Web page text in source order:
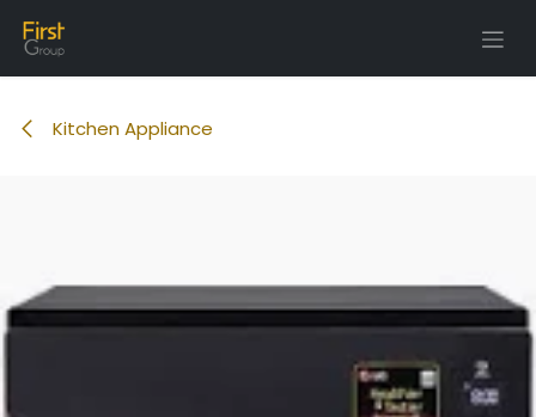
Kitchen Appliance